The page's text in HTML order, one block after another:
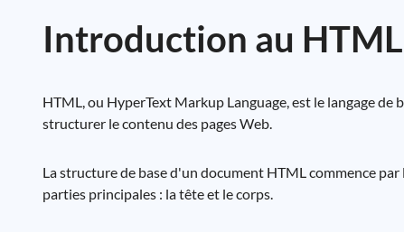
Introduction au
HTML, ou HyperText Markup Language, est le langage
structurer le contenu des pages Web.
La structure de base d'un document HTML commence
parties principales : la tête et le corps.